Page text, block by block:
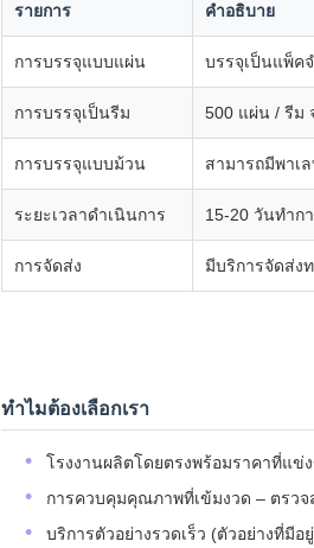
รายการ คำอธิบาย
การบรรจุแบบแผ่น บรรจุเป็นแพ็ค
การบรรจุเป็นรีม 500 แผ่น / รีม
การบรรจุแบบม้วน สามารถมีพาเ
ระยะเวลาดำเนินการ 15-20 วันทำก
การจัดส่ง มีบริการจัดส่ง
ทำไมต้องเลือกเรา
โรงงานผลิตโดยตรงพร้อมราคาที่แข่
การควบคุมคุณภาพที่เข้มงวด – ตรว
บริการตัวอย่างรวดเร็ว (ตัวอย่างที่มี